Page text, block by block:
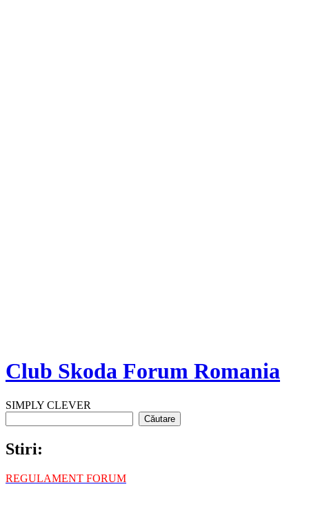
Club Skoda Forum Romania
SIMPLY CLEVER
Stiri:
REGULAMENT FORUM